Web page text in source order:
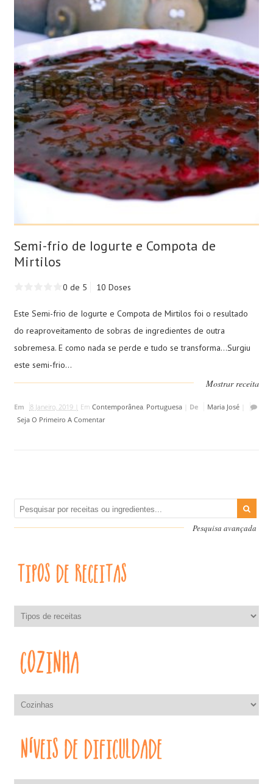
Semi-frio de Iogurte e Compota de
Mirtilos
0 de 5 10 Doses
Este Semi-frio de Iogurte e Compota de Mirtilos foi o resultado
do reaproveitamento de sobras de ingredientes de outra
sobremesa. E como nada se perde e tudo se transforma...Surgiu
este semi-frio...
Mostrar receita
Em 8 Janeiro, 2019 | Em Contemporânea, Portuguesa| De Maria José|
Seja O Primeiro A Comentar
Pesquisa avançada